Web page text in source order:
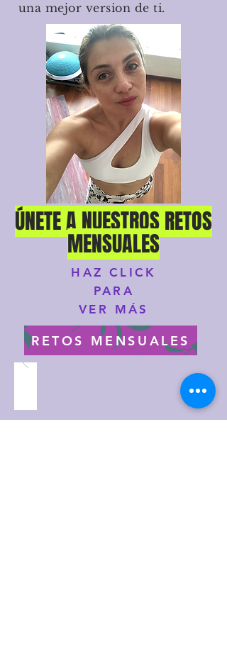
una mejor version de ti.
ÚNETE A NUESTROS RETOS
MENSUALES
HAZ CLICK
PARA
VER MÁS
RETOS MENSUALES